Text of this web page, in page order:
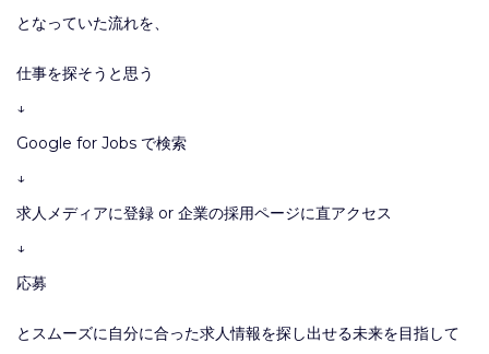
となっていた流れを、
仕事を探そうと思う
↓
Google for Jobs で検索
↓
求人メディアに登録 or 企業の採用ページに直アクセス
↓
応募
とスムーズに自分に合った求人情報を探し出せる未来を目指して